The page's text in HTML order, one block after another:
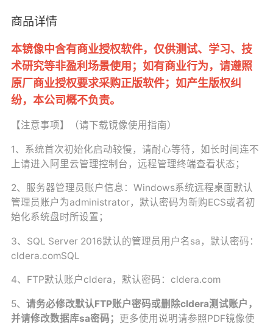
商品详情
本镜像中含有商业授权软件，仅供测试、学习、技
术研究等非盈利场景使用；如有商业行为，请遵照
原厂商业授权要求采购正版软件；如产生版权纠
纷，本公司概不负责。
【注意事项】（请下载镜像使用指南）
1、系统首次初始化启动较慢，请耐心等待，如长时间连不
上请进入阿里云管理控制台，远程管理终端查看状态；
2、 服务器管理员账户信息：Windows系统远程桌面默认
管理员账户为administrator，默认密码为新购ECS或者初
始化系统盘时所设置；
3、SQL Server 2016默认的管理员用户名sa，默认密码：
cldera.comSQL
4、FTP默认账户cldera，默认密码：cldera.com
5、 请务必修改默认FTP账户密码或删除cldera测试账户，
并请修改数据库sa密码； 更多使用说明请参照PDF镜像使